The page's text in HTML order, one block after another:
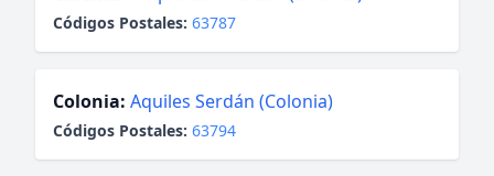
Códigos Postales: 63787
Colonia: Aquiles Serdán (Colonia)
Códigos Postales: 63794